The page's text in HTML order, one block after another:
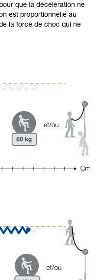
que la décélération ne
est proportionnelle au
la force de choc qui ne